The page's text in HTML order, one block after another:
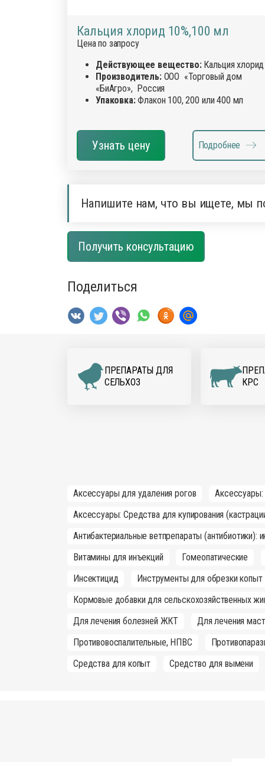
Кальция хлорид 10%,100 мл
Цена по запросу
Действующее вещество:Кальция хлорид
Производитель:ООО «Торговый дом
«БиАгро», Россия
Упаковка:Флакон 100, 200 или 400 мл
Узнать цену Подробнее
Напишите нам, что вы ищете, мы
Получить консультацию
Поделиться
ПРЕПАРАТЫ ДЛЯ
CЕЛЬХОЗ
КРС
Аксессуары для удаления рогов
Аксессуары: Средства для купирования
Антибактериальные ветпрепараты (антибиотики):
Витамины для инъекций
Гомеопатические
Инсектицид
Инструменты для обрезки копыт
Кормовые добавки для сельскохозяйственных
Для лечения болезней ЖКТ
Для лечения
Противовоспалительные, НПВС
Средства для копыт
Средство для вымени